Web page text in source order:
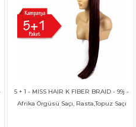
5 + 1 - MISS HAIR K FIBER BRAID - 99j -
Afrika Örgüsü Saçı, Rasta,Topuz Saçı